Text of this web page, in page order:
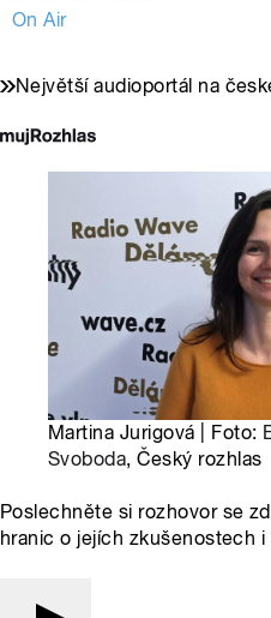
On Air
Největší audioportál na
Martina Jurigová | Foto:
Svoboda, Český rozhlas
Poslechněte si rozhovor se
hranic o jejích zkušenostech